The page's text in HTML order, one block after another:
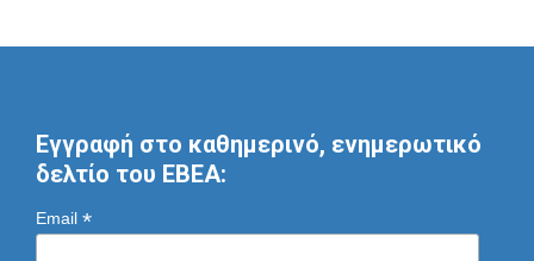
Εγγραφή στο καθημερινό, ενημερωτικό
δελτίο του ΕΒΕΑ:
Email *